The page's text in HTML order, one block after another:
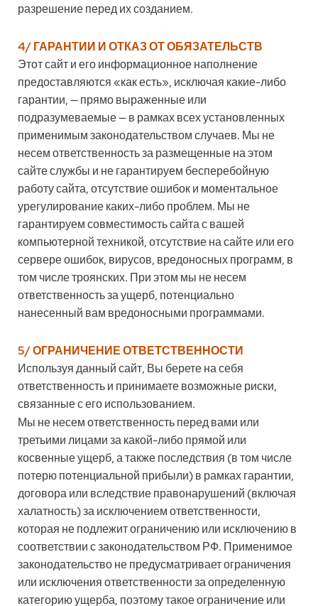
разрешение перед их созданием.
4/ ГАРАНТИИ И ОТКАЗ ОТ ОБЯЗАТЕЛЬСТВ
Этот сайт и его информационное наполнение
предоставляются «как есть», исключая какие-либо
гарантии, — прямо выраженные или
подразумеваемые — в рамках всех установленных
применимым законодательством случаев. Мы не
несем ответственность за размещенные на этом
сайте службы и не гарантируем бесперебойную
работу сайта, отсутствие ошибок и моментальное
урегулирование каких-либо проблем. Мы не
гарантируем совместимость сайта с вашей
компьютерной техникой, отсутствие на сайте или его
сервере ошибок, вирусов, вредоносных программ, в
том числе троянских. При этом мы не несем
ответственность за ущерб, потенциально
нанесенный вам вредоносными программами.
5/ ОГРАНИЧЕНИЕ ОТВЕТСТВЕННОСТИ
Используя данный сайт, Вы берете на себя
ответственность и принимаете возможные риски,
связанные с его использованием.
Мы не несем ответственность перед вами или
третьими лицами за какой-либо прямой или
косвенные ущерб, а также последствия (в том числе
потерю потенциальной прибыли) в рамках гарантии,
договора или вследствие правонарушений (включая
халатность) за исключением ответственности,
которая не подлежит ограничению или исключению в
соответствии с законодательством РФ. Применимое
законодательство не предусматривает ограничения
или исключения ответственности за определенную
категорию ущерба, поэтому такое ограничение или